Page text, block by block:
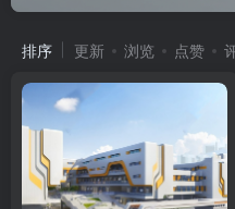
排序 更新 浏览 点赞